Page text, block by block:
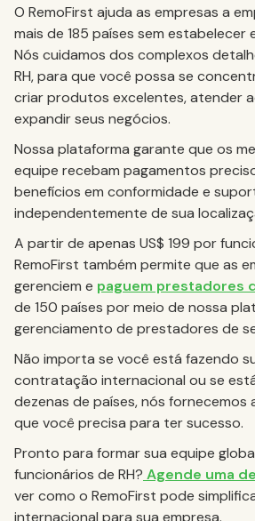
O RemoFirst ajuda as empresas a
mais de 185 países sem estabelecer
Nós cuidamos dos complexos
RH, para que você possa se
criar produtos excelentes, atender
expandir seus negócios.
Nossa plataforma garante que os
equipe recebam pagamentos
benefícios em conformidade e
independentemente de sua
A partir de apenas US$ 199 por
RemoFirst também permite que as
gerenciem e paguem prestadores
de 150 países por meio de nossa
gerenciamento de prestadores de
Não importa se você está fazendo
contratação internacional ou se
dezenas de países, nós
que você precisa para ter sucesso.
Pronto para formar sua equipe
funcionários de RH? Agende uma
ver como o RemoFirst pode
internacional para sua empresa.